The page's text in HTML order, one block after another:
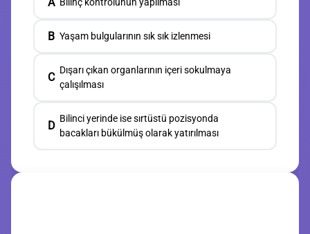
Bilinç kontrolünün yapılması
B Yaşam bulgularının sık sık izlenmesi
C
Dışarı çıkan organlarının içeri sokulmaya
çalışılması
D
Bilinci yerinde ise sırtüstü pozisyonda
bacakları bükülmüş olarak yatırılması